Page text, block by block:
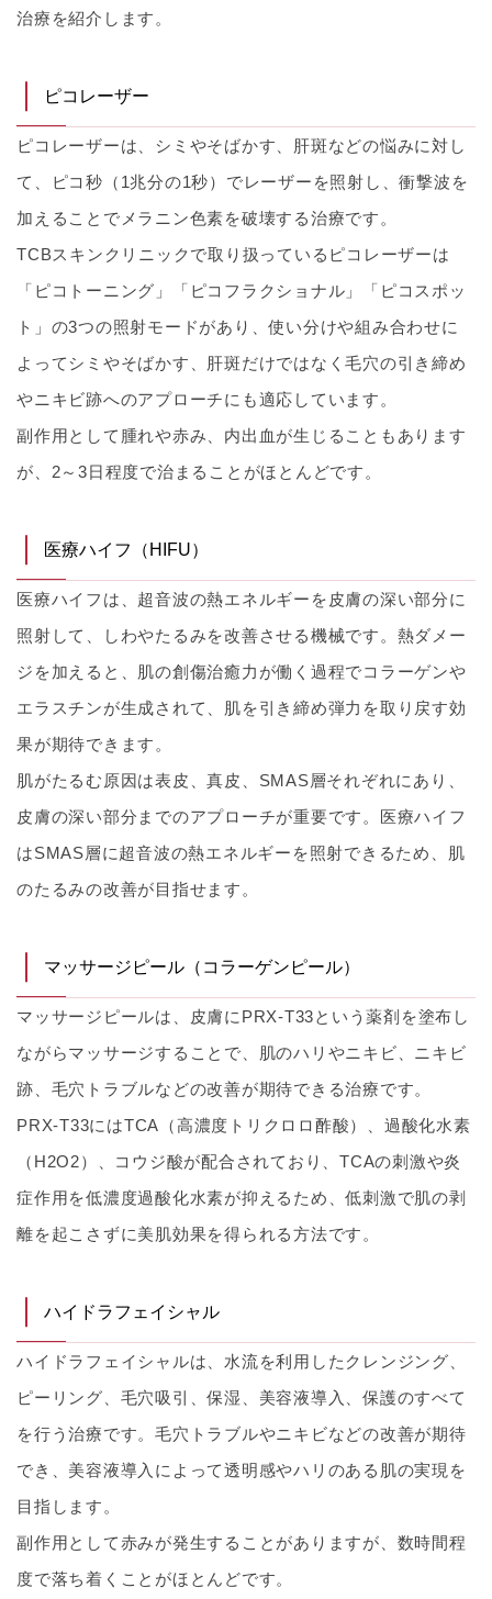
治療を紹介します。
ピコレーザー
ピコレーザーは、シミやそばかす、肝斑などの悩みに対し
て、ピコ秒（1兆分の1秒）でレーザーを照射し、衝撃波を
加えることでメラニン色素を破壊する治療です。
TCBスキンクリニックで取り扱っているピコレーザーは
「ピコトーニング」「ピコフラクショナル」「ピコスポッ
ト」の3つの照射モードがあり、使い分けや組み合わせに
よってシミやそばかす、肝斑だけではなく毛穴の引き締め
やニキビ跡へのアプローチにも適応しています。
副作用として腫れや赤み、内出血が生じることもあります
が、2～3日程度で治まることがほとんどです。
医療ハイフ（HIFU）
医療ハイフは、超音波の熱エネルギーを皮膚の深い部分に
照射して、しわやたるみを改善させる機械です。熱ダメー
ジを加えると、肌の創傷治癒力が働く過程でコラーゲンや
エラスチンが生成されて、肌を引き締め弾力を取り戻す効
果が期待できます。
肌がたるむ原因は表皮、真皮、SMAS層それぞれにあり、
皮膚の深い部分までのアプローチが重要です。医療ハイフ
はSMAS層に超音波の熱エネルギーを照射できるため、肌
のたるみの改善が目指せます。
マッサージピール（コラーゲンピール）
マッサージピールは、皮膚にPRX-T33という薬剤を塗布し
ながらマッサージすることで、肌のハリやニキビ、ニキビ
跡、毛穴トラブルなどの改善が期待できる治療です。
PRX-T33にはTCA（高濃度トリクロロ酢酸）、過酸化水素
（H2O2）、コウジ酸が配合されており、TCAの刺激や炎
症作用を低濃度過酸化水素が抑えるため、低刺激で肌の剥
離を起こさずに美肌効果を得られる方法です。
ハイドラフェイシャル
ハイドラフェイシャルは、水流を利用したクレンジング、
ピーリング、毛穴吸引、保湿、美容液導入、保護のすべて
を行う治療です。毛穴トラブルやニキビなどの改善が期待
でき、美容液導入によって透明感やハリのある肌の実現を
目指します。
副作用として赤みが発生することがありますが、数時間程
度で落ち着くことがほとんどです。